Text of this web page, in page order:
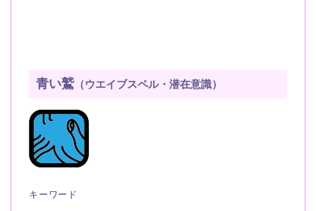
青い鷲（ウエイブスペル・潜在意識）
キーワード